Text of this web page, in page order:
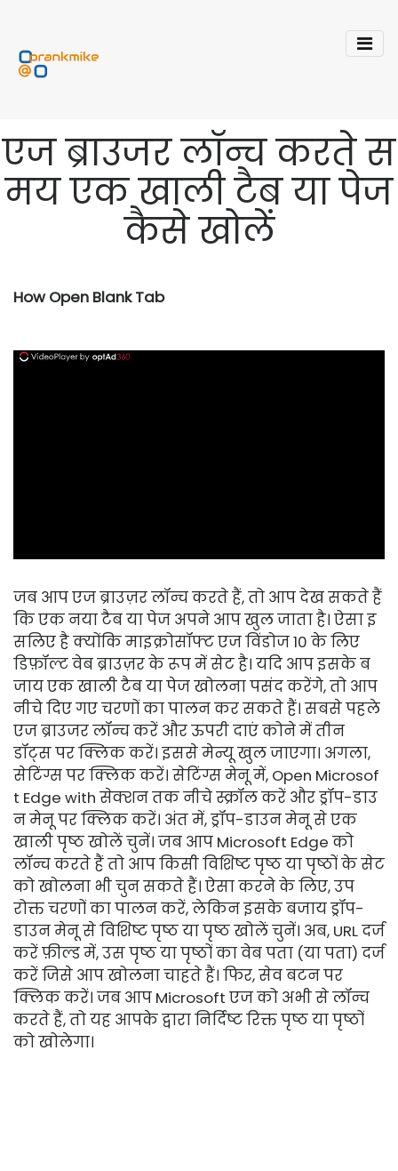
एज ब्राउजर लॉन्च करते स
मय एक खाली टैब या पेज
कैसे खोलें
How Open Blank Tab
जब आप एज ब्राउज़र लॉन्च करते हैं, तो आप देख सकते हैं
कि एक नया टैब या पेज अपने आप खुल जाता है। ऐसा इ
सलिए है क्योंकि माइक्रोसॉफ्ट एज विंडोज 10 के लिए
डिफ़ॉल्ट वेब ब्राउज़र के रूप में सेट है। यदि आप इसके ब
जाय एक खाली टैब या पेज खोलना पसंद करेंगे, तो आप
नीचे दिए गए चरणों का पालन कर सकते हैं। सबसे पहले
एज ब्राउजर लॉन्च करें और ऊपरी दाएं कोने में तीन
डॉट्स पर क्लिक करें। इससे मेन्यू खुल जाएगा। अगला,
सेटिंग्स पर क्लिक करें। सेटिंग्स मेनू में, Open Microsof
t Edge with सेक्शन तक नीचे स्क्रॉल करें और ड्रॉप-डाउ
न मेनू पर क्लिक करें। अंत में, ड्रॉप-डाउन मेनू से एक
खाली पृष्ठ खोलें चुनें। जब आप Microsoft Edge को
लॉन्च करते हैं तो आप किसी विशिष्ट पृष्ठ या पृष्ठों के सेट
को खोलना भी चुन सकते हैं। ऐसा करने के लिए, उप
रोक्त चरणों का पालन करें, लेकिन इसके बजाय ड्रॉप-
डाउन मेनू से विशिष्ट पृष्ठ या पृष्ठ खोलें चुनें। अब, URL दर्ज
करें फ़ील्ड में, उस पृष्ठ या पृष्ठों का वेब पता (या पता) दर्ज
करें जिसे आप खोलना चाहते हैं। फिर, सेव बटन पर
क्लिक करें। जब आप Microsoft एज को अभी से लॉन्च
करते हैं, तो यह आपके द्वारा निर्दिष्ट रिक्त पृष्ठ या पृष्ठों
को खोलेगा।